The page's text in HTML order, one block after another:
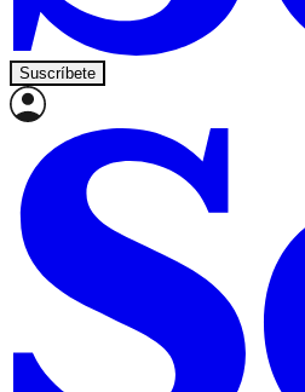
Suscríbete